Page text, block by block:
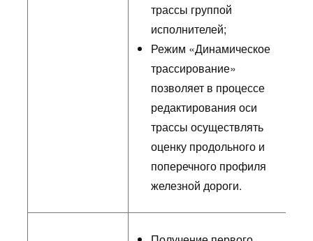
трассы группой
исполнителей;
Режим «Динамическое
трассирование»
позволяет в процессе
редактирования оси
трассы осуществлять
оценку продольного и
поперечного профиля
железной дороги.